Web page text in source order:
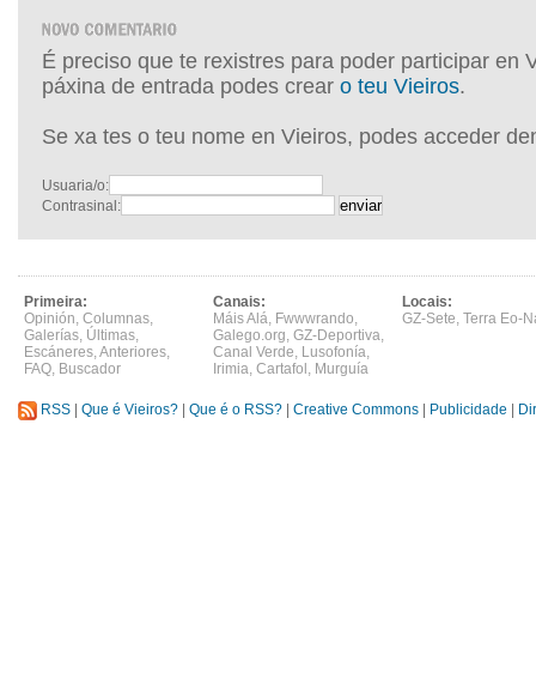
É preciso que te rexistres para poder participar en
páxina de entrada podes crear o teu Vieiros.
Se xa tes o teu nome en Vieiros, podes acceder
Usuaria/o:
Contrasinal:
Primeira:
Opinión, Columnas,
Galerías, Últimas,
Escáneres,Anteriores,
FAQ, Buscador
Canais:
Máis Alá, Fwwwrando,
Galego.org, GZ-Deportiva,
Canal Verde, Lusofonía,
Irimia, Cartafol , Murguía
Locais:
GZ-Sete, Terra Eo-
RSS Que é Vieiros? Que é o RSS? Creative Commons Publicidade